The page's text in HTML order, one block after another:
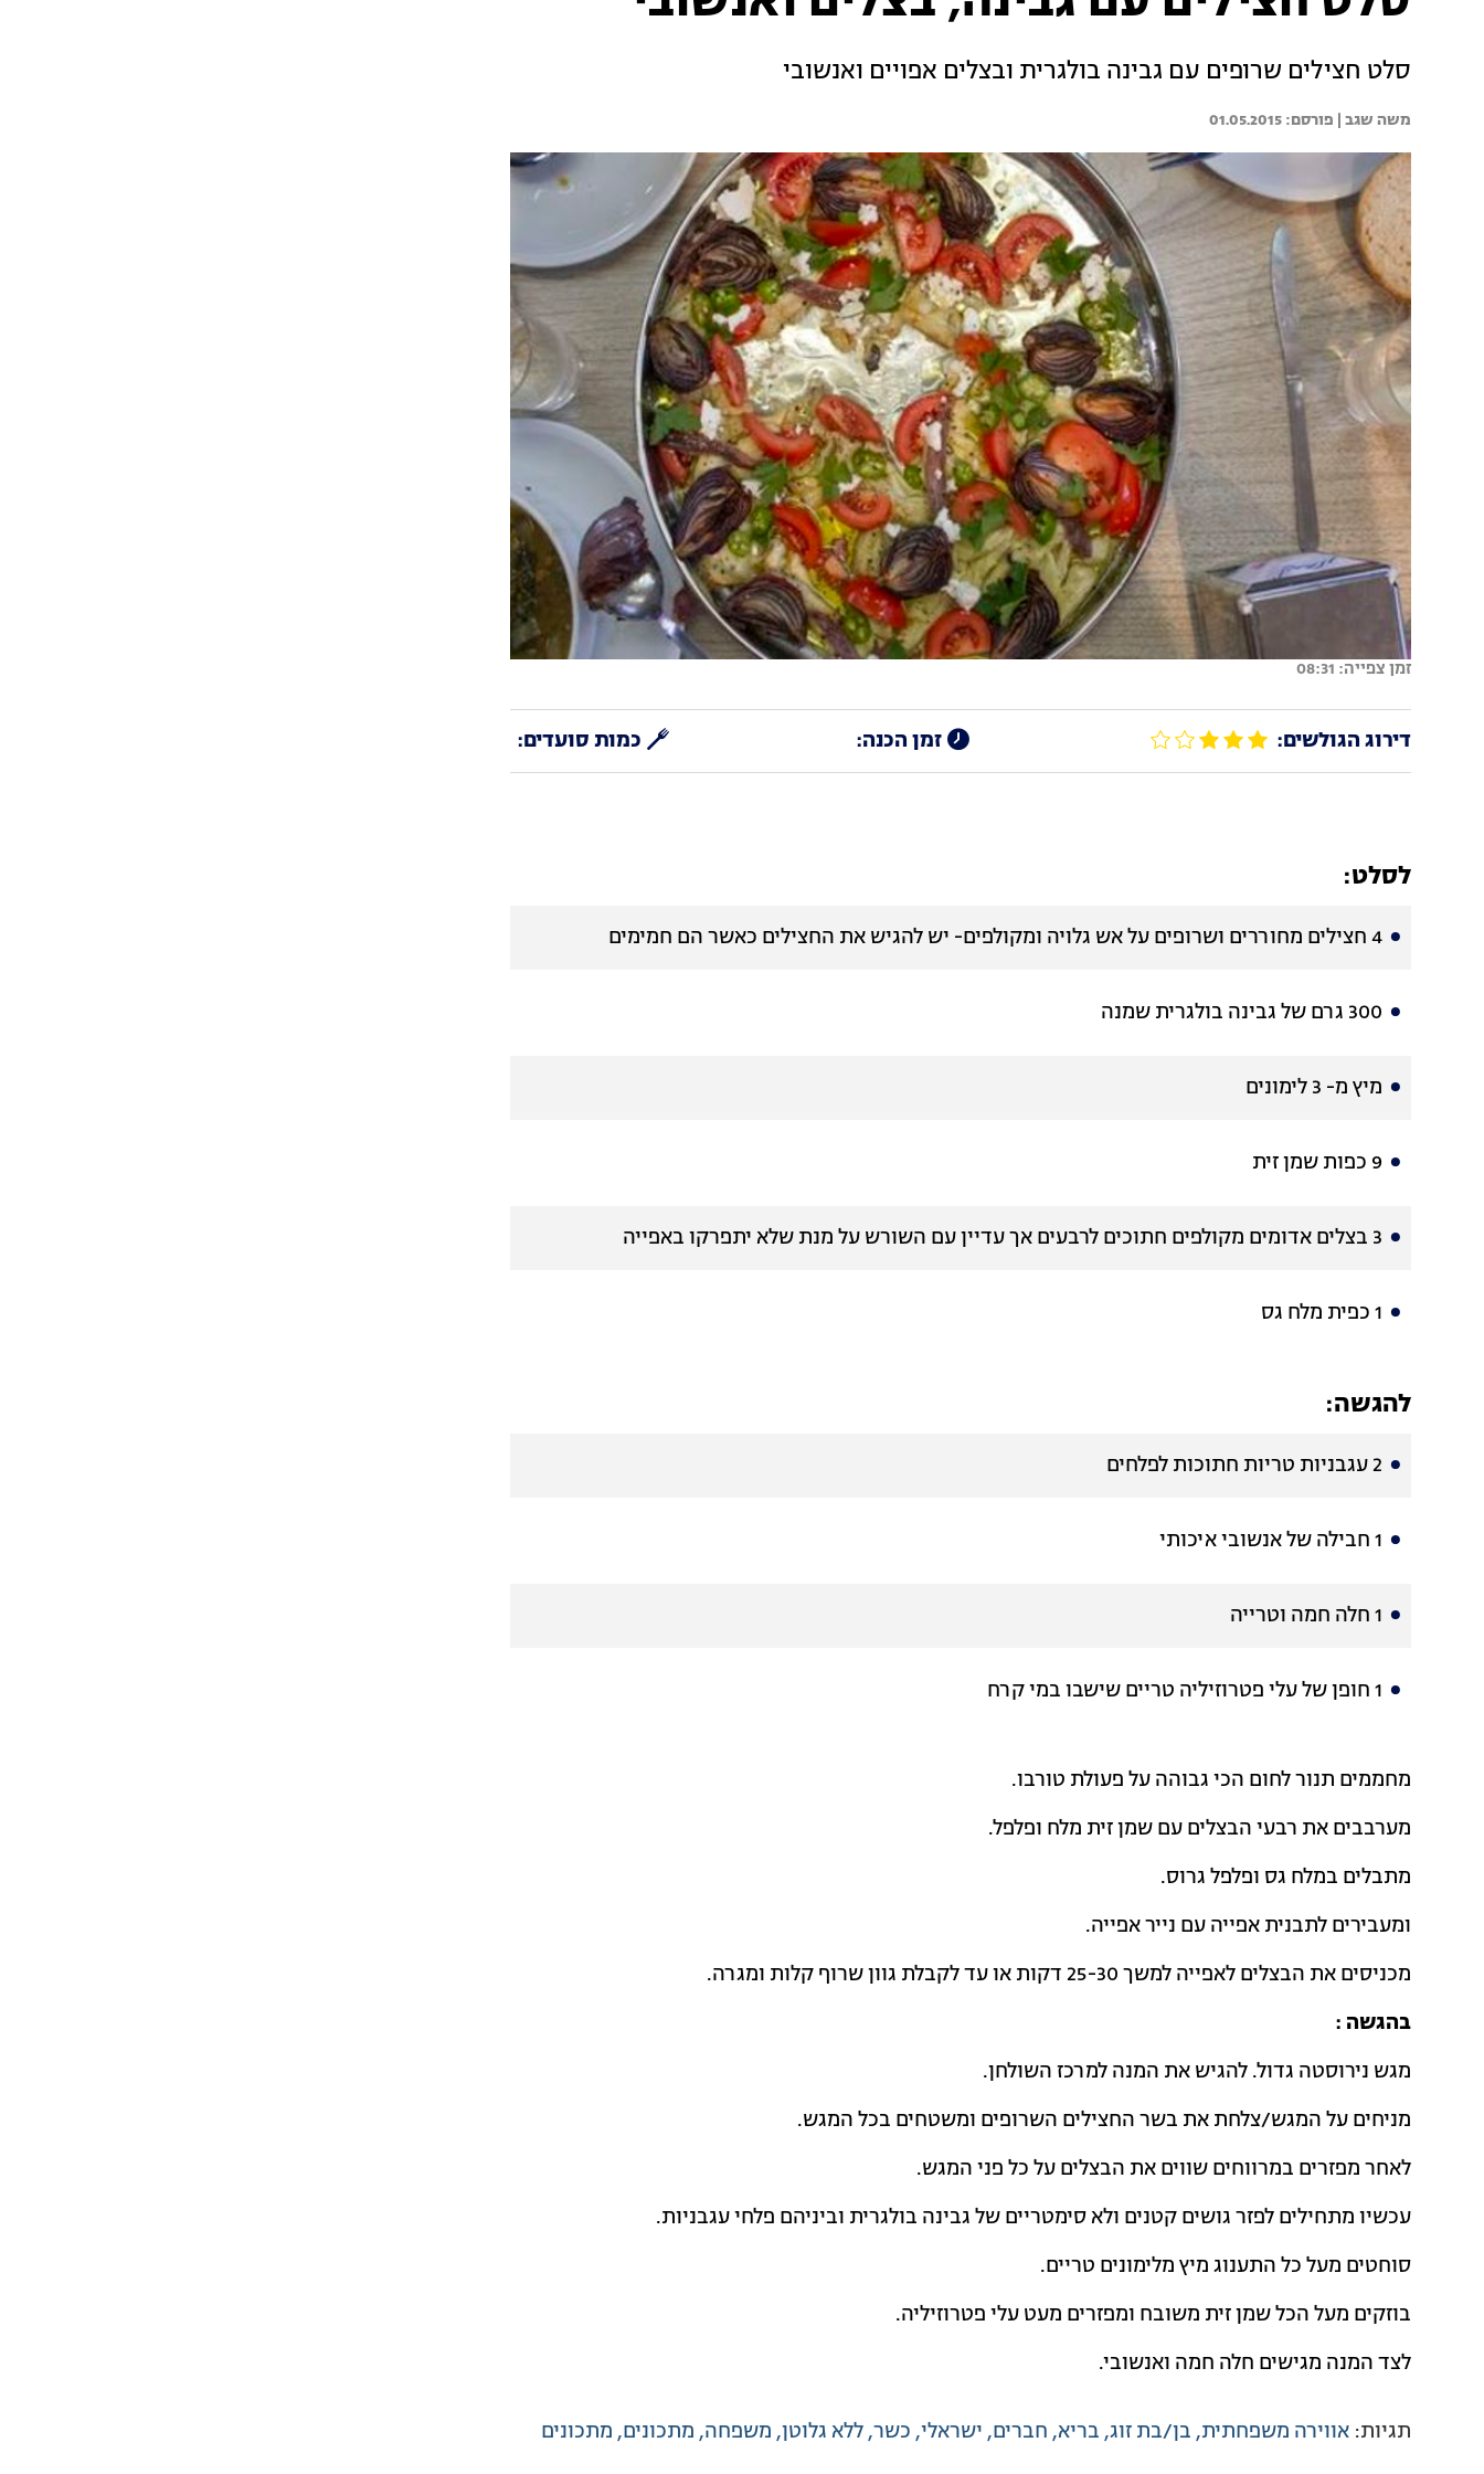
סלט חצילים שרופים עם גבינה בולגרית ובצלים אפויים ואנשובי
משה שגב | 01.05.2015
זמן צפייה: 08:31
דירוג הגולשים: זמן הכנה: כמות סועדים:
לסלט:
4 חצילים מחוררים ושרופים על אש גלויה ומקולפים- יש להגיש את החצילים כאשר הם חמימים
300 גרם של גבינה בולגרית שמנה
מיץ מ- 3 לימונים
9 כפות שמן זית
3 בצלים אדומים מקולפים חתוכים לרבעים אך עדיין עם השורש על מנת שלא יתפרקו באפייה
1 כפית מלח גס
להגשה:
2 עגבניות טריות חתוכות לפלחים
1 חבילה של אנשובי איכותי
1 חלה חמה וטרייה
1 חופן של עלי פטרוזיליה טריים שישבו במי קרח
מחממים תנור לחום הכי גבוהה על פעולת טורבו.
מערבבים את רבעי הבצלים עם שמן זית מלח ופלפל.
מתבלים במלח גס ופלפל גרוס.
ומעבירים לתבנית אפייה עם נייר אפייה.
מכניסים את הבצלים לאפייה למשך 25-30 דקות או עד לקבלת גוון שרוף קלות ומגרה.
בהגשה :
מגש נירוסטה גדול. להגיש את המנה למרכז השולחן.
מניחים על המגש/צלחת את בשר החצילים השרופים ומשטחים בכל המגש.
לאחר מפזרים במרווחים שווים את הבצלים על כל פני המגש.
עכשיו מתחילים לפזר גושים קטנים ולא סימטריים של גבינה בולגרית וביניהם פלחי עגבניות.
סוחטים מעל כל התענוג מיץ מלימונים טריים.
בוזקים מעל הכל שמן זית משובח ומפזרים מעט עלי פטרוזיליה.
לצד המנה מגישים חלה חמה ואנשובי.
תגיות: אווירה משפחתית בן/בת זוג בריא חברים ישראלי כשר ללא גלוטן משפחה מתכונים מתכונים